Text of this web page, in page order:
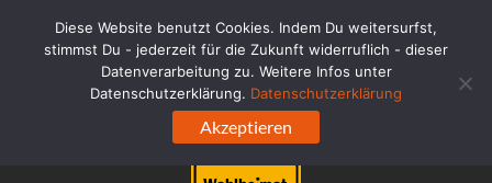
springen
Diese Website benutzt Cookies. Indem Du weitersurfst,
stimmst Du - jederzeit für die Zukunft widerruflich - dieser
Datenverarbeitung zu. Weitere Infos unter
Datenschutzerklärung. Datenschutzerklärung
Akzeptieren